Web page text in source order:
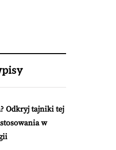
Odkryj tajniki tej
w